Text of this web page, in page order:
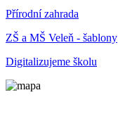
Přírodní zahrada
ZŠ a MŠ Veleň - šablony
Digitalizujeme školu